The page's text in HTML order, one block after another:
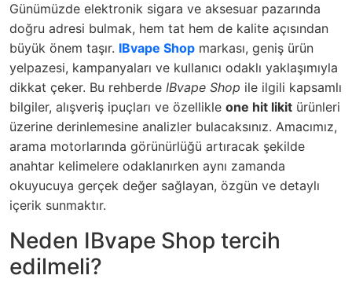
Günümüzde elektronik sigara ve aksesuar pazarında
doğru adresi bulmak, hem tat hem de kalite açısından
büyük önem taşır. IBvape Shop markası, geniş ürün
yelpazesi, kampanyaları ve kullanıcı odaklı yaklaşımıyla
dikkat çeker. Bu rehberde IBvape Shop ile ilgili kapsamlı
bilgiler, alışveriş ipuçları ve özellikle one hit likit ürünleri
üzerine derinlemesine analizler bulacaksınız. Amacımız,
arama motorlarında görünürlüğü artıracak şekilde
anahtar kelimelere odaklanırken aynı zamanda
okuyucuya gerçek değer sağlayan, özgün ve detaylı
içerik sunmaktır.
Neden IBvape Shop tercih
edilmeli?